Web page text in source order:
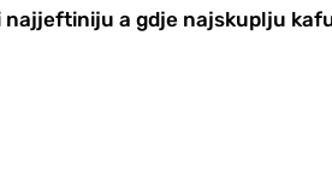
najjeftiniju a gdje najskuplju